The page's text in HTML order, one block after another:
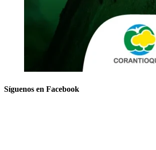
Síguenos en Facebook